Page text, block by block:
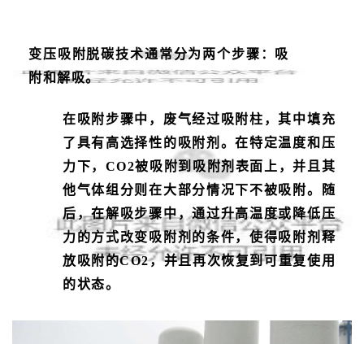
变压吸附脱碳技术通常分为两个步骤：吸
附和解吸。
在吸附步骤中，废气经过吸附柱，其中填充
了具有高选择性的吸附剂。在特定温度和压
力下， CO2被吸附到吸附剂表面上，并且其
他气体组分则在大部分情况下不被吸附。随
后，在解吸步骤中，通过升高温度或降低压
力的方式改变吸附剂的条件，使得吸附剂释
放吸附的CO2，并且再次恢复到可重复使用
的状态。